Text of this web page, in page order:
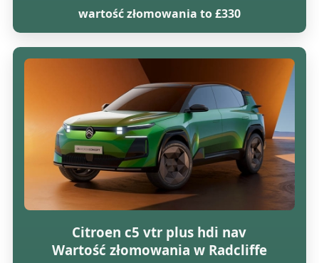
wartość złomowania to £330
Citroen c5 vtr plus hdi nav
Wartość złomowania w Radcliffe